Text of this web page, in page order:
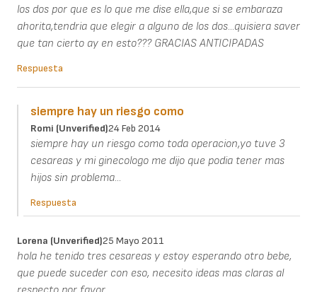
los dos por que es lo que me dise ella,que si se embaraza
ahorita,tendria que elegir a alguno de los dos...quisiera saver
que tan cierto ay en esto??? GRACIAS ANTICIPADAS
Respuesta
siempre hay un riesgo como
Romi (unverified)24 Feb 2014
siempre hay un riesgo como toda operacion,yo tuve 3
cesareas y mi ginecologo me dijo que podia tener mas
hijos sin problema...
Respuesta
Lorena (unverified)25 Mayo 2011
hola he tenido tres cesareas y estoy esperando otro bebe,
que puede suceder con eso, necesito ideas mas claras al